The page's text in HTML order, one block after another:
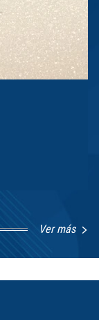
Ver más